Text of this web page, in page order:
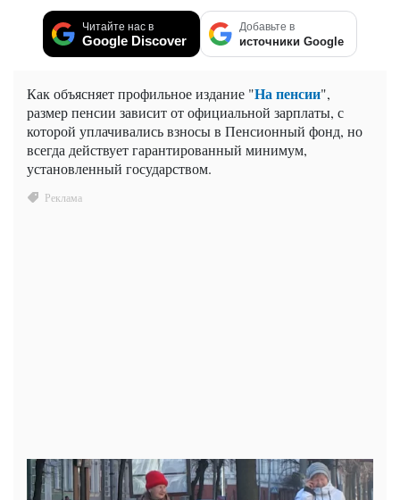
Читайте нас в
Google Discover
Добавьте в
источники Google
Как объясняет профильное издание "На пенсии",
размер пенсии зависит от официальной зарплаты, с
которой уплачивались взносы в Пенсионный фонд, но
всегда действует гарантированный минимум,
установленный государством.